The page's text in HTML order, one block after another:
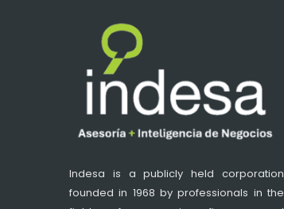
Indesa is a publicly held corporation
founded in 1968 by professionals in the